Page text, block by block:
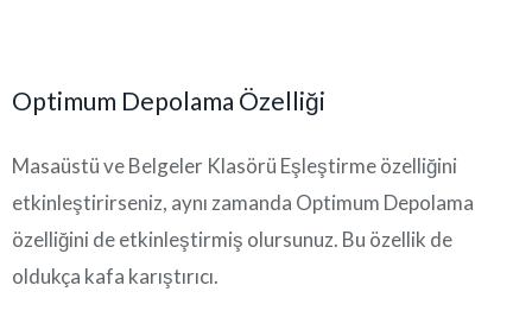
Optimum Depolama Özelliği
Masaüstü ve Belgeler Klasörü Eşleştirme özelliğini
etkinleştirirseniz, aynı zamanda Optimum Depolama
özelliğini de etkinleştirmiş olursunuz. Bu özellik de
oldukça kafa karıştırıcı.